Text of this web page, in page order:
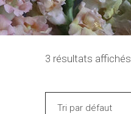
3 résultats affichés
Tri par défaut